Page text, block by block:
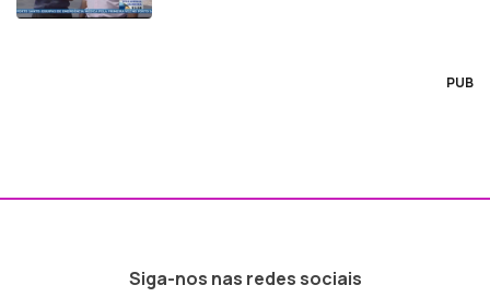
PUB
Siga-nos nas redes sociais